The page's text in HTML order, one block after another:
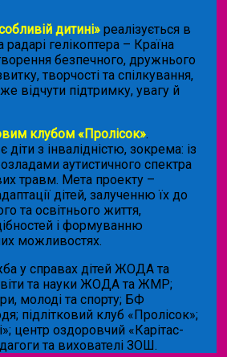
дитині» реалізується в
гелікоптера – Країна
безпечного, дружнього
творчості та спілкування,
відчути підтримку, увагу й
клубом «Пролісок».
з інвалідністю, зокрема: із
аутистичного спектра
травм. Мета проекту –
дітей, залученню їх до
та освітнього життя,
і формуванню
можливостях.
у справах дітей ЖОДА та
та науки ЖОДА та ЖМР;
молоді та спорту; БФ
підлітковий клуб «Пролісок»;
центр оздоровчий «Карітас-
та вихователі ЗОШ.